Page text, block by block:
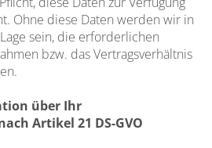
Ohne diese Daten werden wir in
sein, die erforderlichen
bzw. das Vertragsverhältnis
über Ihr
Artikel 21 DS-GVO